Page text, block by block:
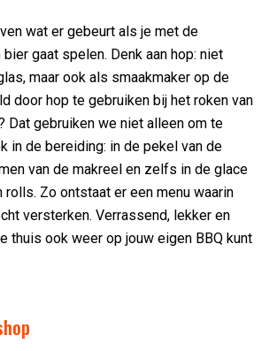
wat er gebeurt als je met de
gaat spelen. Denk aan hop: niet
maar ook als smaakmaker op de
door hop te gebruiken bij het roken van
Dat gebruiken we niet alleen om te
in de bereiding: in de pekel van de
van de makreel en zelfs in de glace
rolls. Zo ontstaat er een menu waarin
versterken. Verrassend, lekker en
thuis ook weer op jouw eigen BBQ kunt